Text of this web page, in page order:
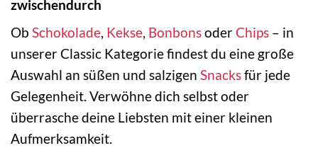
zwischendurch
Ob Schokolade, Kekse, Bonbonsoder Chips – in
unserer Classic Kategorie findest du eine große
Auswahl an süßen und salzigen Snacksfür jede
Gelegenheit. Verwöhne dich selbst oder
überrasche deine Liebsten mit einer kleinen
Aufmerksamkeit.